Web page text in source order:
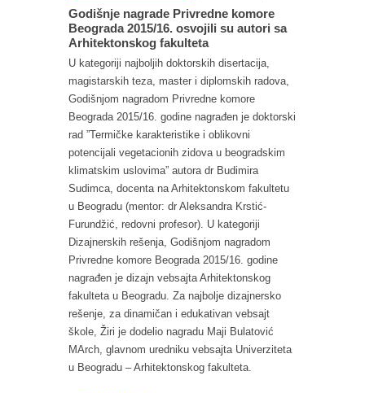
Godišnje nagrade Privredne komore
Beograda 2015/16. osvojili su autori sa
Arhitektonskog fakulteta
U kategoriji najboljih doktorskih disertacija,
magistarskih teza, master i diplomskih radova,
Godišnjom nagradom Privredne komore
Beograda 2015/16. godine nagrađen je doktorski
rad ”Termičke karakteristike i oblikovni
potencijali vegetacionih zidova u beogradskim
klimatskim uslovima” autora dr Budimira
Sudimca, docenta na Arhitektonskom fakultetu
u Beogradu (mentor: dr Aleksandra Krstić-
Furundžić, redovni profesor). U kategoriji
Dizajnerskih rešenja, Godišnjom nagradom
Privredne komore Beograda 2015/16. godine
nagrađen je dizajn vebsajta Arhitektonskog
fakulteta u Beogradu. Za najbolje dizajnersko
rešenje, za dinamičan i edukativan vebsajt
škole, Žiri je dodelio nagradu Maji Bulatović
MArch, glavnom uredniku vebsajta Univerziteta
u Beogradu – Arhitektonskog fakulteta.